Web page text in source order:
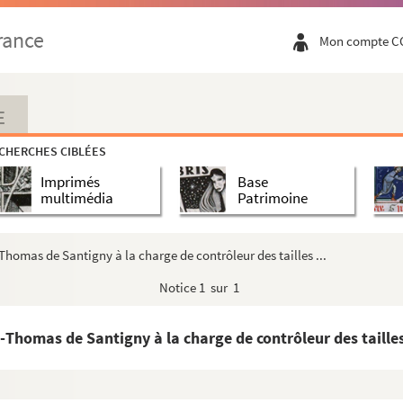
Mon compte
CIBLÉES
Imprimés
multimédia
Base
Patrimoine
de Santigny à la charge de contrôleur des tailles ...
Notice 1 sur 1
de Santigny à la charge de contrôleur des
évêque d'Avranches, etc.